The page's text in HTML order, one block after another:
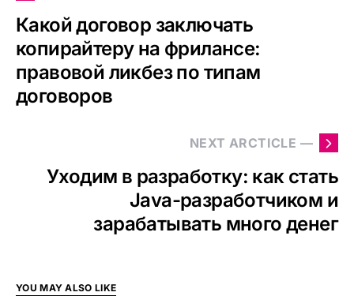
Какой договор заключать
копирайтеру на фрилансе:
правовой ликбез по типам
договоров
NEXT ARCTICLE —
Уходим в разработку: как стать
Java-разработчиком и
зарабатывать много денег
YOU MAY ALSO LIKE